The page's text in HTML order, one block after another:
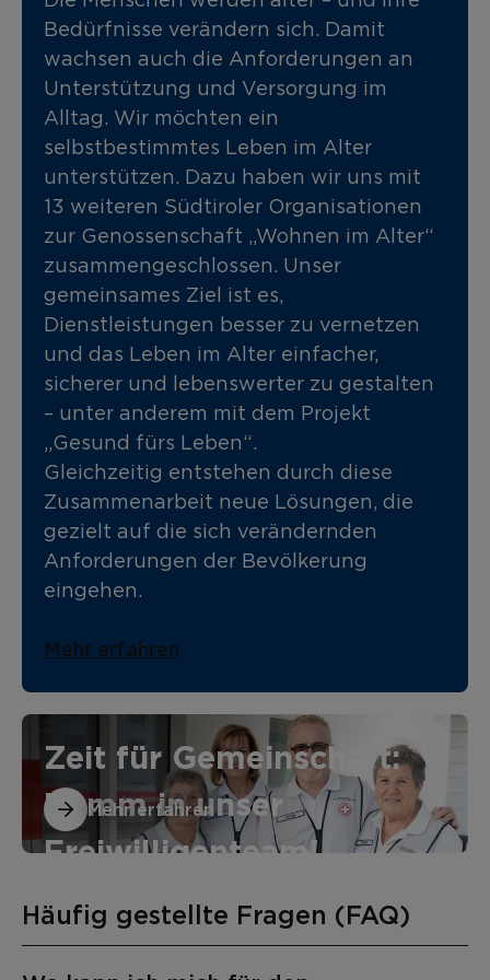
Bedürfnisse verändern sich. Damit
wachsen auch die Anforderungen an
Unterstützung und Versorgung im
Alltag. Wir möchten ein
selbstbestimmtes Leben im Alter
unterstützen. Dazu haben wir uns mit
13 weiteren Südtiroler Organisationen
zur Genossenschaft „Wohnen im Alter“
zusammengeschlossen. Unser
gemeinsames Ziel ist es,
Dienstleistungen besser zu vernetzen
und das Leben im Alter einfacher,
sicherer und lebenswerter zu gestalten
– unter anderem mit dem Projekt
„Gesund fürs Leben“.
Gleichzeitig entstehen durch diese
Zusammenarbeit neue Lösungen, die
gezielt auf die sich verändernden
Anforderungen der Bevölkerung
eingehen.
Mehr erfahren
Zeit für Gemeinschaft:
Komm in unser
Freiwilligenteam!
Mehr erfahren
Häufig gestellte Fragen (FAQ)